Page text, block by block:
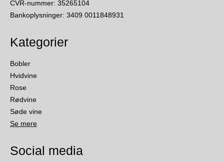
CVR-nummer: 35265104
Bankoplysninger: 3409 0011848931
Kategorier
Bobler
Hvidvine
Rose
Rødvine
Søde vine
Se mere
Social media